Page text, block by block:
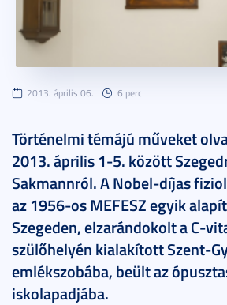
2013. április 06. 6 perc
Történelmi témájú műveket
2013. április 1-5. között
Sakmannról. A Nobel-díjas
az 1956-os MEFESZ egyik
Szegeden, elzarándokolt a C-
szülőhelyén kialakított Szent-
emlékszobába, beült az
iskolapadjába.